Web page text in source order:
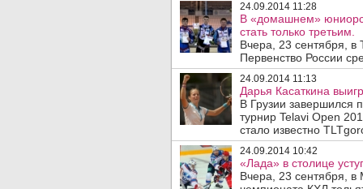
24.09.2014 11:28
В «домашнем»
стать только третьим.
Вчера, 23 сентября, в
Первенство России
24.09.2014 11:13
Дарья Касаткина
В Грузии завершился
турнир Telavi Open
стало известно
24.09.2014 10:42
«Лада» в столице
Вчера, 23 сентября, в